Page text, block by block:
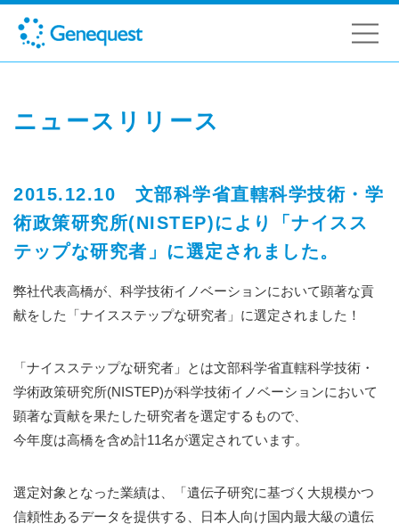
ニュースリリース
2015.12.10 文部科学省直轄科学技術・学
術政策研究所(NISTEP)により「ナイスス
テップな研究者」に選定されました。
弊社代表高橋が、科学技術イノベーションにおいて顕著な貢
献をした「ナイスステップな研究者」に選定されました！
「ナイスステップな研究者」とは文部科学省直轄科学技術・
学術政策研究所(NISTEP)が科学技術イノベーションにおいて
顕著な貢献を果たした研究者を選定するもので、
今年度は高橋を含め計11名が選定されています。
選定対象となった業績は、「遺伝子研究に基づく大規模かつ
信頼性あるデータを提供する、日本人向け国内最大級の遺伝